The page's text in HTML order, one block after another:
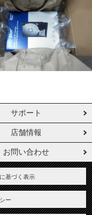
サポート
店舗情報
お問い合わせ
基づく表示
ー